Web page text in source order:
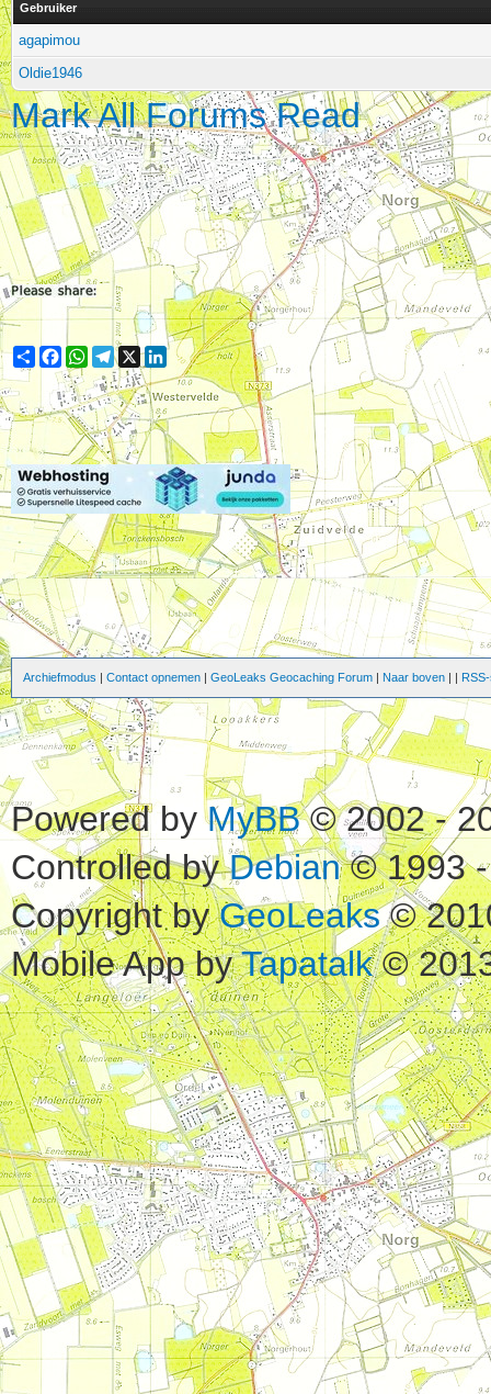
Gebruiker
agapimou
Oldie1946
Mark All Forums Read
ShareFacebookWhatsApp
Telegram
X LinkedIn
Archiefmodus Contact opnemen GeoLeaks Geocaching Forum Naar boven
Powered byMyBB© 2002 -
Controlled byDebian© 1993
Copyright byGeoLeaks©
Mobile App byTapatalk©